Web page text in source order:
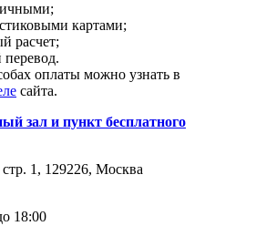
картами;
расчет;
перевод.
оплаты можно узнать в
сайта.
зал и пункт бесплатного
1, 129226, Москва
18:00